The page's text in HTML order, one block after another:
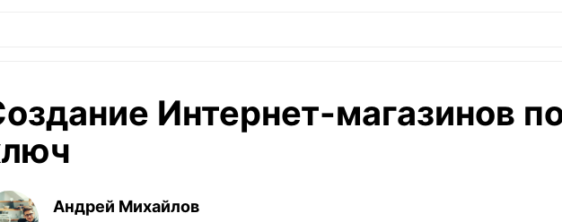
Интернет-магазинов
Андрей Михайлов